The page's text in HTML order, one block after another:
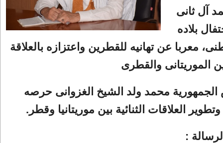
آل ثانى
بلاده
معربا عن تهانيه للقطرين واعتزازه بالعلاقة
الموريتانى والقطرى
الجمهورية محمد ولد الشيخ الغزوانى حرصه
العلاقات الثنائية بين موريتانيا وقطر.
: